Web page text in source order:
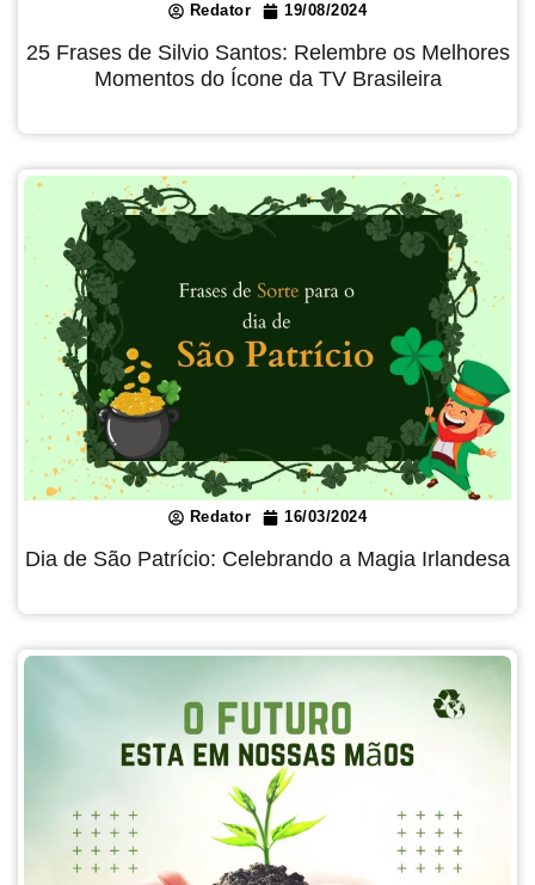
Redator 19/08/2024
25 Frases de Silvio Santos: Relembre os Melhores
Momentos do Ícone da TV Brasileira
Redator 16/03/2024
Dia de São Patrício: Celebrando a Magia Irlandesa